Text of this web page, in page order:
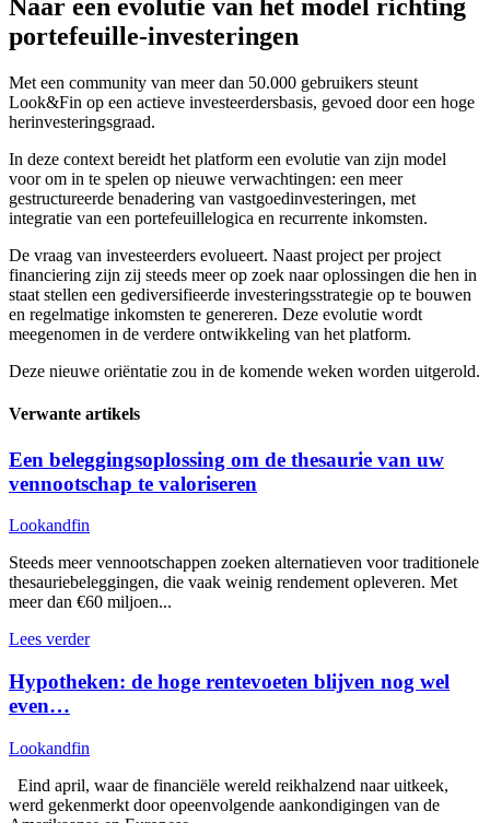
Naar een evolutie van het model richting
portefeuille-investeringen
Met een community van meer dan 50.000 gebruikers steunt
Look&Fin op een actieve investeerdersbasis, gevoed door een hoge
herinvesteringsgraad.
In deze context bereidt het platform een evolutie van zijn model
voor om in te spelen op nieuwe verwachtingen: een meer
gestructureerde benadering van vastgoedinvesteringen, met
integratie van een portefeuillelogica en recurrente inkomsten.
De vraag van investeerders evolueert. Naast project per project
financiering zijn zij steeds meer op zoek naar oplossingen die hen in
staat stellen een gediversifieerde investeringsstrategie op te bouwen
en regelmatige inkomsten te genereren. Deze evolutie wordt
meegenomen in de verdere ontwikkeling van het platform.
Deze nieuwe oriëntatie zou in de komende weken worden uitgerold.
Verwante artikels
Een beleggingsoplossing om de thesaurie van uw
vennootschap te valoriseren
Lookandfin
Steeds meer vennootschappen zoeken alternatieven voor traditionele
thesauriebeleggingen, die vaak weinig rendement opleveren. Met
meer dan €60 miljoen...
Lees verder
Hypotheken: de hoge rentevoeten blijven nog wel
even…
Lookandfin
Eind april, waar de financiële wereld reikhalzend naar uitkeek,
werd gekenmerkt door opeenvolgende aankondigingen van de